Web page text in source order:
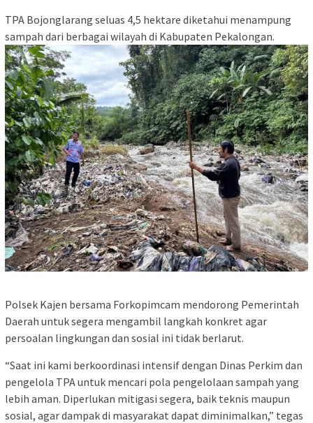
TPA Bojonglarang seluas 4,5 hektare diketahui menampung
sampah dari berbagai wilayah di Kabupaten Pekalongan.
Polsek Kajen bersama Forkopimcam mendorong Pemerintah
Daerah untuk segera mengambil langkah konkret agar
persoalan lingkungan dan sosial ini tidak berlarut.
“Saat ini kami berkoordinasi intensif dengan Dinas Perkim dan
pengelola TPA untuk mencari pola pengelolaan sampah yang
lebih aman. Diperlukan mitigasi segera, baik teknis maupun
sosial, agar dampak di masyarakat dapat diminimalkan,” tegas